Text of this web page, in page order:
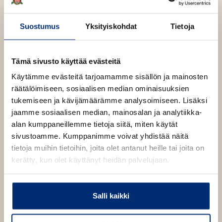
Suostumus Yksityiskohdat Tietoja
Tämä sivusto käyttää evästeitä
Käytämme evästeitä tarjoamamme sisällön ja mainosten
räätälöimiseen, sosiaalisen median ominaisuuksien
tukemiseen ja kävijämäärämme analysoimiseen. Lisäksi
jaamme sosiaalisen median, mainosalan ja analytiikka-
alan kumppaneillemme tietoja siitä, miten käytät
sivustoamme. Kumppanimme voivat yhdistää näitä
tietoja muihin tietoihin, joita olet antanut heille tai joita on
kerätty, kun olet käyttänyt heidän palvelujaan.
Salli kaikki
h
t
i
e
h
e
e
n
i
l
h
t
e
e
n
Anna Elina Isoaro
Lue lisää tekijästä
A
n
a
E
l
i
n
a
I
s
o
a
Mira Mallius
Lue lisää tekijästä
M
i
r
a
a
l
u
O
t
O
t